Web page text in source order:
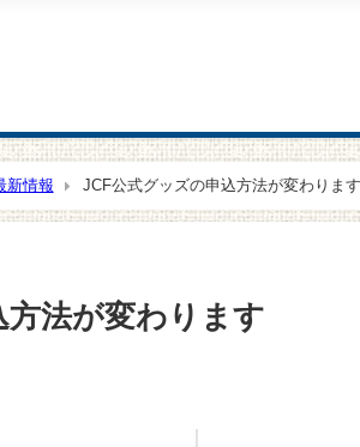
新情報 JCF公式グッズの申込方法が変わります
法が変わります